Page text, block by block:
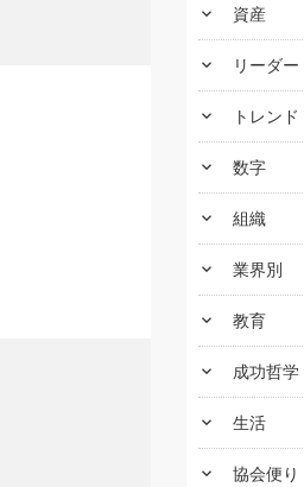
keyboard_arrow_down 資産
keyboard_arrow_down リーダー
keyboard_arrow_down トレンド
keyboard_arrow_down 数字
keyboard_arrow_down 組織
keyboard_arrow_down 業界別
keyboard_arrow_down 教育
keyboard_arrow_down 成功哲学
keyboard_arrow_down 生活
keyboard_arrow_down 協会便り